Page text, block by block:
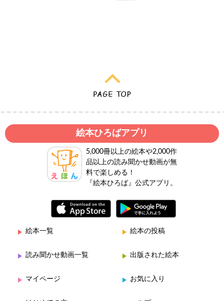
絵本ひろばアプリ
5,000冊以上の絵本や2,000作
品以上の読み聞かせ動画が無
料で楽しめる！
『絵本ひろば』公式アプリ。
絵本一覧 絵本の投稿
読み聞かせ動画一覧 出版された絵本
マイページ お気に入り